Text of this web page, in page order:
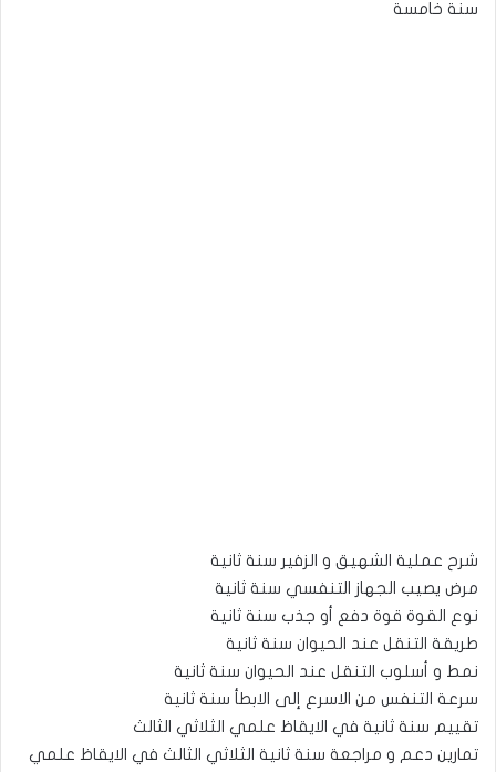
سنة خامسة
شرح عملية الشهيق و الزفير سنة ثانية
مرض يصيب الجهاز التنفسي سنة ثانية
نوع القوة قوة دفع أو جذب سنة ثانية
طريقة التنقل عند الحيوان سنة ثانية
نمط و أسلوب التنقل عند الحيوان سنة ثانية
سرعة التنفس من الاسرع إلى الابطأ سنة ثانية
تقييم سنة ثانية في الايقاظ علمي الثلاثي الثالث
تمارين دعم و مراجعة سنة ثانية الثلاثي الثالث في الايقاظ علمي